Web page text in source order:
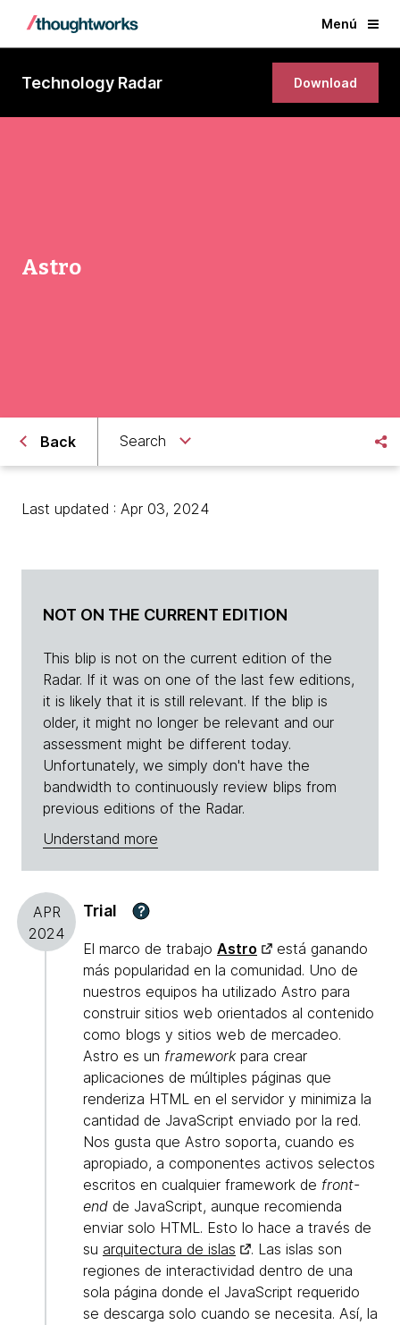
Menú
Technology Radar Download
Astro
Back Search
Last updated : Apr 03, 2024
NOT ON THE CURRENT EDITION
This blip is not on the current edition of the
Radar. If it was on one of the last few editions,
it is likely that it is still relevant. If the blip is
older, it might no longer be relevant and our
assessment might be different today.
Unfortunately, we simply don't have the
bandwidth to continuously review blips from
previous editions of the Radar.
Understand more
APR
2024
Trial ?
El marco de trabajo Astro
está ganando
más popularidad en la comunidad. Uno de
nuestros equipos ha utilizado Astro para
construir sitios web orientados al contenido
como blogs y sitios web de mercadeo.
Astro es un frameworkpara crear
aplicaciones de múltiples páginas que
renderiza HTML en el servidor y minimiza la
cantidad de JavaScript enviado por la red.
Nos gusta que Astro soporta, cuando es
apropiado, a componentes activos selectos
escritos en cualquier framework de front-
end de JavaScript, aunque recomienda
enviar solo HTML. Esto lo hace a través de
su arquitectura de islas
. Las islas son
regiones de interactividad dentro de una
sola página donde el JavaScript requerido
se descarga solo cuando se necesita. Así, la